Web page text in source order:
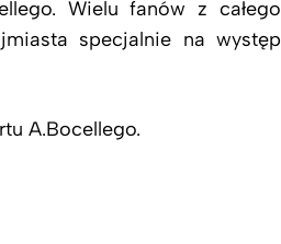
Wielu fanów z całego
specjalnie na występ
A.Bocellego.